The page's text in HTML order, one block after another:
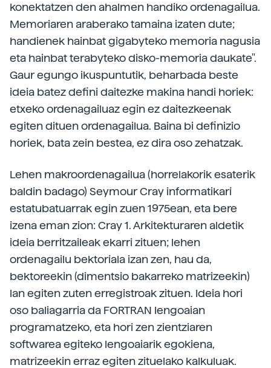
konektatzen den ahalmen handiko ordenagailua.
Memoriaren araberako tamaina izaten dute;
handienek hainbat gigabyteko memoria nagusia
eta hainbat terabyteko disko-memoria daukate".
Gaur egungo ikuspuntutik, beharbada beste
ideia batez defini daitezke makina handi horiek:
etxeko ordenagailuaz egin ez daitezkeenak
egiten dituen ordenagailua. Baina bi definizio
horiek, bata zein bestea, ez dira oso zehatzak.
Lehen makroordenagailua (horrelakorik esaterik
baldin badago) Seymour Cray informatikari
estatubatuarrak egin zuen 1975ean, eta bere
izena eman zion: Cray 1. Arkitekturaren aldetik
ideia berritzaileak ekarri zituen; lehen
ordenagailu bektoriala izan zen, hau da,
bektoreekin (dimentsio bakarreko matrizeekin)
lan egiten zuten erregistroak zituen. Ideia hori
oso baliagarria da FORTRAN lengoaian
programatzeko, eta hori zen zientziaren
softwarea egiteko lengoaiarik egokiena,
matrizeekin erraz egiten zituelako kalkuluak.